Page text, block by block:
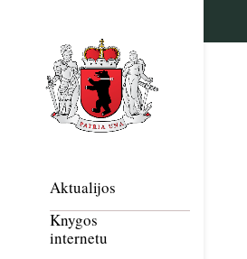
Aktualijos
Knygos
internetu